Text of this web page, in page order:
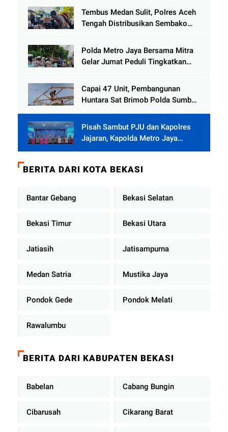
Tembus Medan Sulit, Polres Aceh
Tengah Distribusikan Sembako
Jamat
Polda Metro Jaya Bersama Mitra
Gelar Jumat Peduli Tingkatkan
Capai 47 Unit, Pembangunan
Huntara Sat Brimob Polda Sumbar
Pisah Sambut PJU dan Kapolres
Jajaran, Kapolda Metro Jaya
Tekankan Pelayanan Publik
BERITA DARI KOTA BEKASI
Bantar Gebang Bekasi Selatan
Bekasi Timur Bekasi Utara
Jatiasih Jatisampurna
Medan Satria Mustika Jaya
Pondok Gede Pondok Melati
Rawalumbu
BERITA DARI KABUPATEN BEKASI
Babelan Cabang Bungin
Cibarusah Cikarang Barat